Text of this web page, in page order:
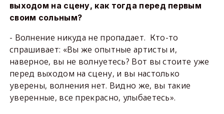
выходом на сцену, как тогда перед первым
своим сольным?
- Волнение никуда не пропадает. Кто-то
спрашивает: «Вы же опытные артисты и,
наверное, вы не волнуетесь? Вот вы стоите уже
перед выходом на сцену, и вы настолько
уверены, волнения нет. Видно же, вы такие
уверенные, все прекрасно, улыбаетесь».